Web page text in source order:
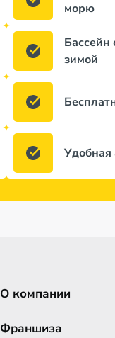
морю
Бассейн
зимой
Удобная
О компании
Франшиза